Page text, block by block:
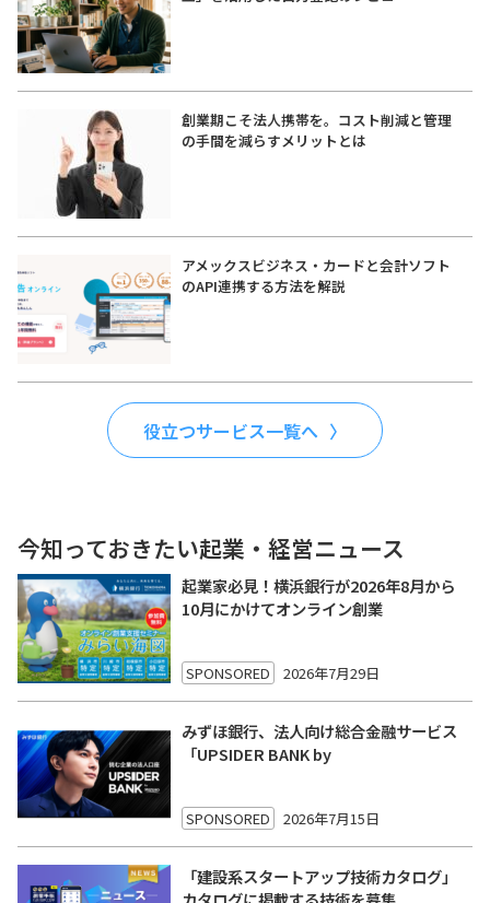
創業期こそ法人携帯を。コスト削減と管理
の手間を減らすメリットとは
アメックスビジネス・カードと会計ソフト
のAPI連携する方法を解説
役立つサービス一覧へ
今知っておきたい起業・経営ニュース
起業家必見！横浜銀行が2026年8月から
10月にかけてオンライン創業
SPONSORED 2026年7月29日
みずほ銀行、法人向け総合金融サービス
「UPSIDER BANK by
SPONSORED 2026年7月15日
「建設系スタートアップ技術カタログ」